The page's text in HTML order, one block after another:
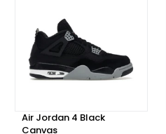
Air Jordan 4 Black
Canvas